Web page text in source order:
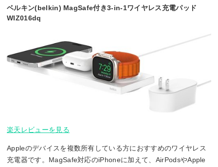
ベルキン(belkin) MagSafe付き3-in-1ワイヤレス充電パッド
WIZ016dq
楽天レビューを見る
Appleのデバイスを複数所有している方におすすめのワイヤレス
充電器です。MagSafe対応のiPhoneに加えて、AirPodsやApple